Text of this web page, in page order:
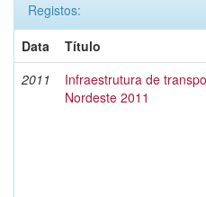
Registos:
Data
Título
2011
Infraestrutura de
Nordeste 2011